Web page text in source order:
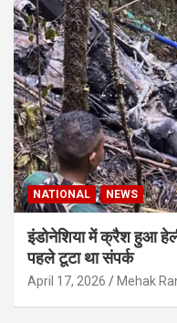
NATIONAL NEWS
इंडोनेशिया में क्रैश हुआ
पहले टूटा था संपर्क
April 17, 2026 Mehak